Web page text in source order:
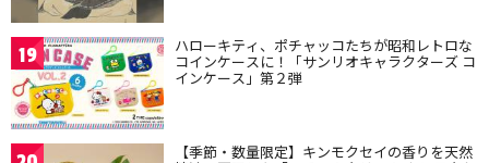
19 ハローキティ、ポチャッコたちが昭和レトロな
コインケースに！「サンリオキャラクターズ コ
インケース」第２弾
【季節・数量限定】キンモクセイの香りを天然